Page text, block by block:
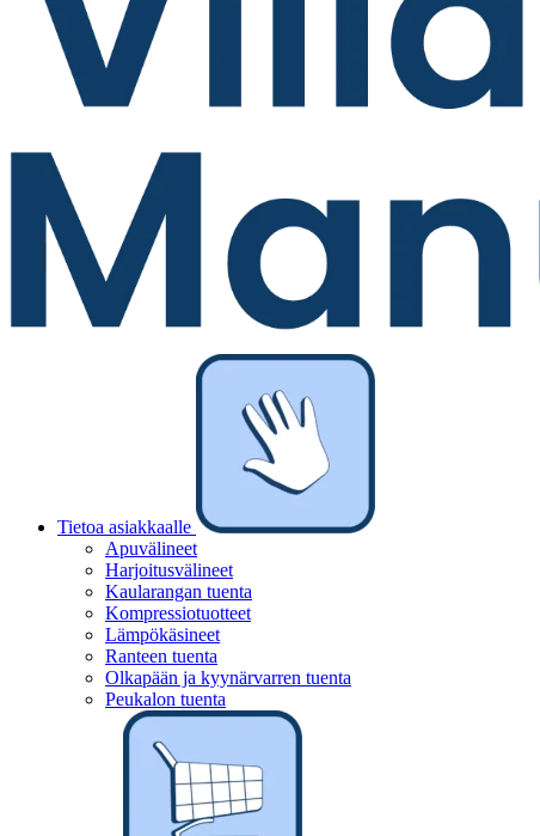
Tietoa asiakkaalle
Apuvälineet
Harjoitusvälineet
Kaularangan tuenta
Kompressiotuotteet
Lämpökäsineet
Ranteen tuenta
Olkapään ja kyynärvarren tuenta
Peukalon tuenta